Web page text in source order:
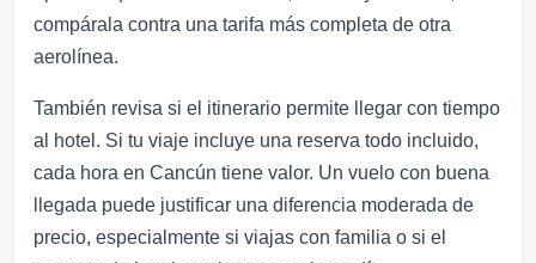
compárala contra una tarifa más completa de otra
aerolínea.
También revisa si el itinerario permite llegar con tiempo
al hotel. Si tu viaje incluye una reserva todo incluido,
cada hora en Cancún tiene valor. Un vuelo con buena
llegada puede justificar una diferencia moderada de
precio, especialmente si viajas con familia o si el